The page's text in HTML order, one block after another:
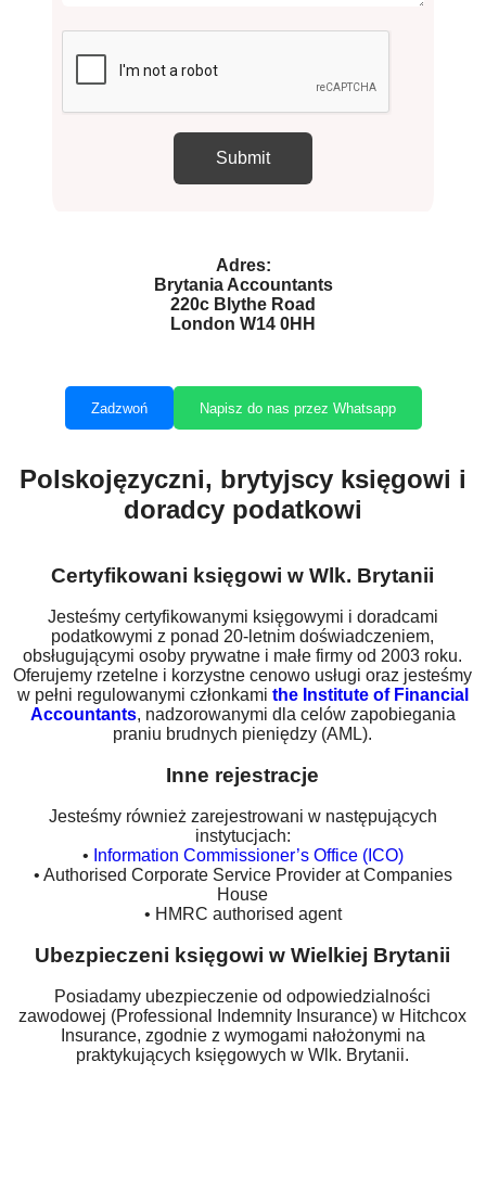
Adres:
Brytania Accountants
220c Blythe Road
London W14 0HH
Zadzwoń Napisz do nas przez Whatsapp
Polskojęzyczni, brytyjscy księgowi i
doradcy podatkowi
Certyfikowani księgowi w Wlk. Brytanii
Jesteśmy certyfikowanymi księgowymi i doradcami
podatkowymi z ponad 20-letnim doświadczeniem,
obsługującymi osoby prywatne i małe firmy od 2003 roku.
Oferujemy rzetelne i korzystne cenowo usługi oraz jesteśmy
w pełni regulowanymi członkami the Institute of Financial
Accountants, nadzorowanymi dla celów zapobiegania
praniu brudnych pieniędzy (AML).
Inne rejestracje
Jesteśmy również zarejestrowani w następujących
instytucjach:
• Information Commissioner’s Office (ICO)
• Authorised Corporate Service Provider at Companies
House
• HMRC authorised agent
Ubezpieczeni księgowi w Wielkiej Brytanii
Posiadamy ubezpieczenie od odpowiedzialności
zawodowej (Professional Indemnity Insurance) w Hitchcox
Insurance, zgodnie z wymogami nałożonymi na
praktykujących księgowych w Wlk. Brytanii.